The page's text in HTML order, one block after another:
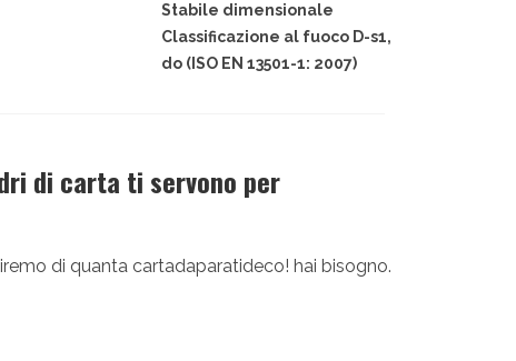
Stabile dimensionale
Classificazione al fuoco D-s1,
do (ISO EN 13501-1: 2007)
di carta ti servono per
di quanta cartadaparatideco! hai bisogno.